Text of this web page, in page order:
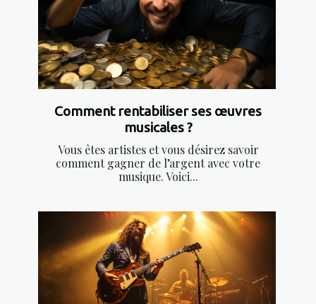
Comment rentabiliser ses œuvres
musicales ?
Vous êtes artistes et vous désirez savoir
comment gagner de l’argent avec votre
musique. Voici...